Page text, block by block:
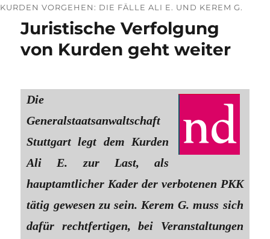
KURDEN VORGEHEN: DIE FÄLLE ALI E. UND KEREM G.
Juristische Verfolgung
von Kurden geht weiter
Die
Generalstaatsanwaltschaft
Stuttgart legt dem Kurden
Ali E. zur Last, als
hauptamtlicher Kader der verbotenen PKK
tätig gewesen zu sein. Kerem G. muss sich
dafür rechtfertigen, bei Veranstaltungen